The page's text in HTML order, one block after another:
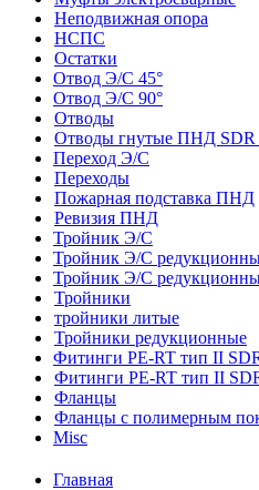
Неподвижная опора
НСПС
Остатки
Отвод Э/С 45°
Отвод Э/С 90°
Отводы
Отводы гнутые ПНД SDR
Переход Э/С
Переходы
Пожарная подставка ПНД
Ревизия ПНД
Тройник Э/С
Тройник Э/С
Тройник Э/С
Тройники
тройники литые
Тройники редукционные
Фитинги PE-RT тип II
Фитинги PE-RT тип II
Фланцы
Фланцы с полимерным
Misc
Главная